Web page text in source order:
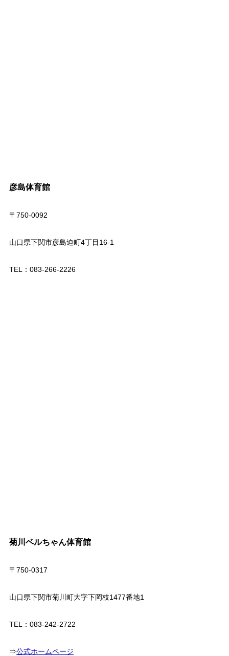
彦島体育館
〒750-0092
山口県下関市彦島迫町4丁目16-1
TEL：083-266-2226
菊川ベルちゃん体育館
〒750-0317
山口県下関市菊川町大字下岡枝1477番地1
TEL：083-242-2722
⇒公式ホームページ